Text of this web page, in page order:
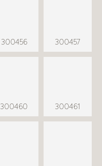
300456 300457
300460 300461